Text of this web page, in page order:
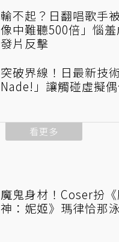
輸不起？日翻唱歌手
像中難聽500倍」惱
發片反擊
突破界線！日最新技
Nade!」讓觸碰虛擬
看更多
魔鬼身材！Coser扮
神：妮姬》瑪律恰那